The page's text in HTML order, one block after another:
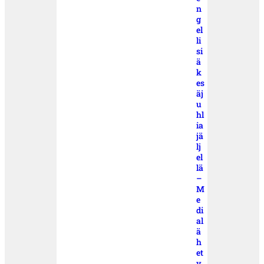
n
g
el
li
si
ä
k
es
äj
u
hl
ia
jä
lj
el
lä
–
M
e
di
al
ä
h
et